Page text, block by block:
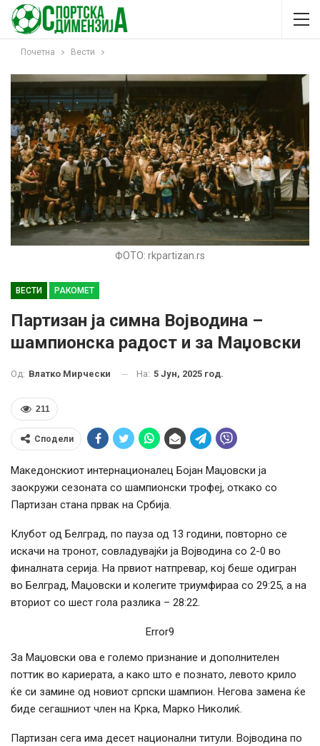
Почетна Вести
ФОТО: rkpartizan.rs
ВЕСТИ РАКОМЕТ
Партизан ја симна Војводина –
шампионска радост и за Маџовски
Од: Влатко Мирчески На: 5 Јун, 2025 год.
211
Сподели
Македонскиот интернационалец Бојан Маџовски ја
заокружи сезоната со шампионски трофеј, откако со
Партизан стана првак на Србија.
Клубот од Белград, по пауза од 13 години, повторно се
искачи на тронот, совладувајќи ја Војводина со 2-0 во
финалната серија. На првиот натпревар, кој беше одигран
во Белград, Маџовски и колегите триумфираа со 29:25, а на
вториот со шест гола разлика – 28:22.
Error9
За Маџовски ова е големо признание и дополнителен
поттик во кариерата, а како што е познато, левото крило
ќе си замине од новиот српски шампион. Негова замена ќе
биде сегашниот член на Крка, Марко Николиќ.
Партизан сега има десет национални титули. Војводина по